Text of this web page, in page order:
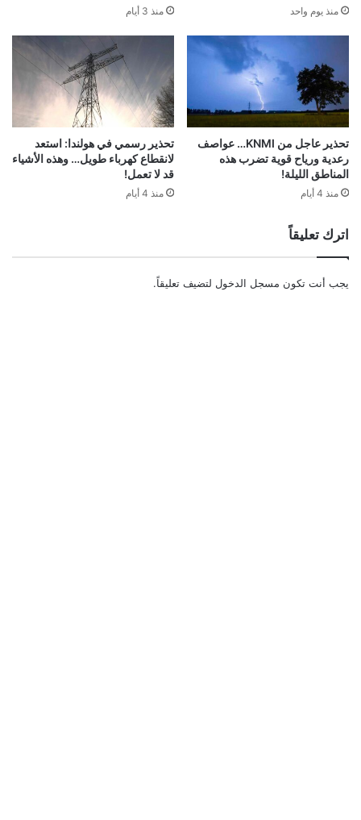
منذ يوم واحد منذ 3 أيام
تحذير عاجل من KNMI… عواصف
رعدية ورياح قوية تضرب هذه
المناطق الليلة!
منذ 4 أيام
تحذير رسمي في هولندا: استعد
لانقطاع كهرباء طويل… وهذه الأشياء
قد لا تعمل!
منذ 4 أيام
اترك تعليقاً
يجب أنت تكون مسجل الدخول لتضيف تعليقاً.